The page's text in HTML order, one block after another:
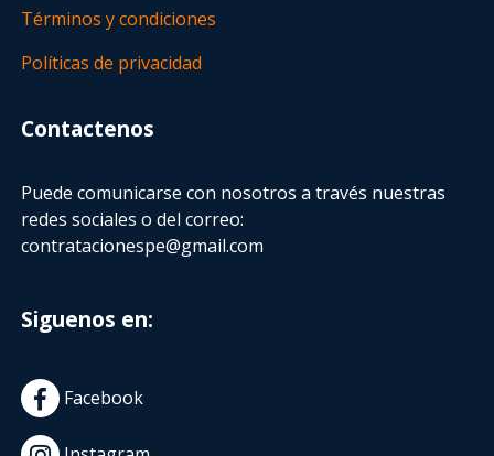
Términos y condiciones
Políticas de privacidad
Contactenos
Puede comunicarse con nosotros a través nuestras
redes sociales o del correo:
contratacionespe@gmail.com
Siguenos en:
Facebook